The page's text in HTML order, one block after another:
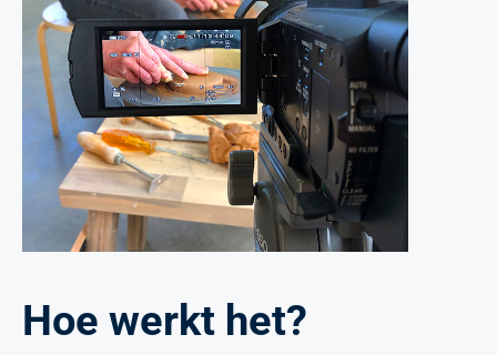
Hoe werkt het?